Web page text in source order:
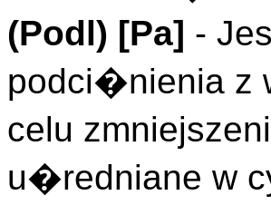
(Podl) [Pa] -
podci�nienia z
celu
u�redniane w